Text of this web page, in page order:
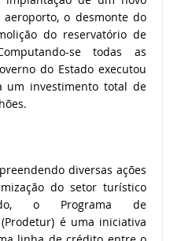
o desmonte do
do reservatório de
se todas as
do Estado executou
um investimento total de
diversas ações
do setor turístico
o Programa de
é uma iniciativa